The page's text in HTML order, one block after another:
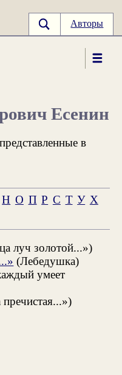
Авторы
Есенин
в
Н О П Р С Т У Х
луч золотой...»)
(Лебедушка)
умеет